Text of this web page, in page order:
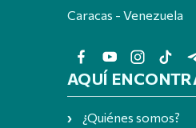
Caracas - Venezuela
AQUÍ
¿Quiénes somos?